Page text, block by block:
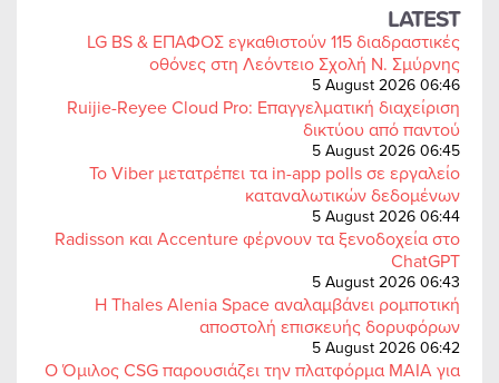
LATEST
LG BS & ΕΠΑΦΟΣ εγκαθιστούν 115 διαδραστικές
οθόνες στη Λεόντειο Σχολή Ν. Σμύρνης
5 August 2026 06:46
Ruijie-Reyee Cloud Pro: Επαγγελματική διαχείριση
δικτύου από παντού
5 August 2026 06:45
Το Viber μετατρέπει τα in-app polls σε εργαλείο
καταναλωτικών δεδομένων
5 August 2026 06:44
Radisson και Accenture φέρνουν τα ξενοδοχεία στο
ChatGPT
5 August 2026 06:43
Η Thales Alenia Space αναλαμβάνει ρομποτική
αποστολή επισκευής δορυφόρων
5 August 2026 06:42
Ο Όμιλος CSG παρουσιάζει την πλατφόρμα MAIA για